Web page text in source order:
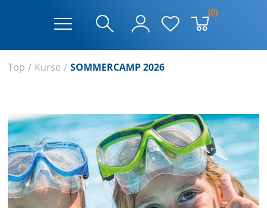
(0)
Top / Kurse / SOMMERCAMP 2026